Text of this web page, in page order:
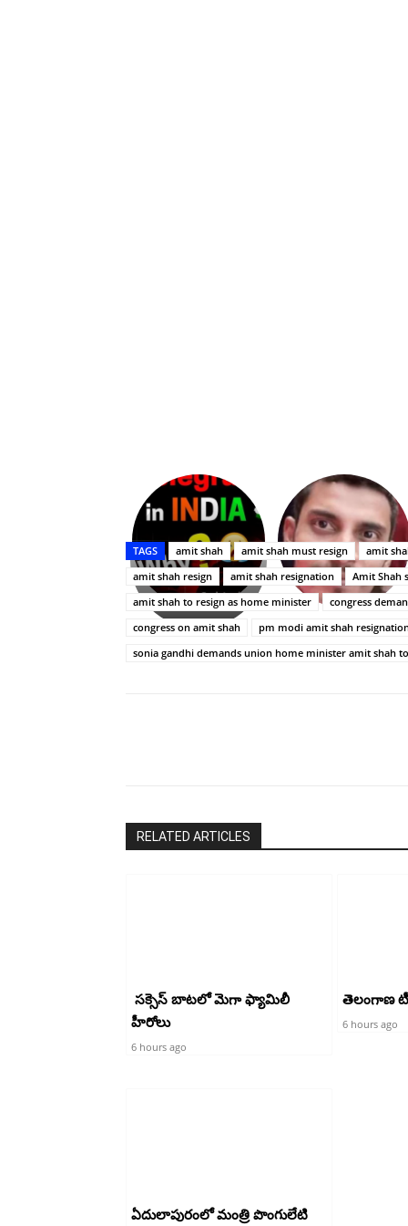
Upasana:
భర్తపై
రివెంజ్
తీర్చుకున్న
ఉపాసన..
పాపం
రామ్
చరణ్
TAGS amit shah amit shah must resign
amit
amit shah resign
amit shah resignation
Amit Shah
amit shah to resign as home minister
congress
congress on amit shah
pm modi amit shah
sonia gandhi demands union home minister amit shah
RELATED ARTICLES
సక్సెస్ బాటలో మెగా ఫ్యామిలీ
హీరోలు
6 hours ago
తెలంగాణ
6 hours ago
ఏదులాపురంలో మంత్రి పొంగులేటి